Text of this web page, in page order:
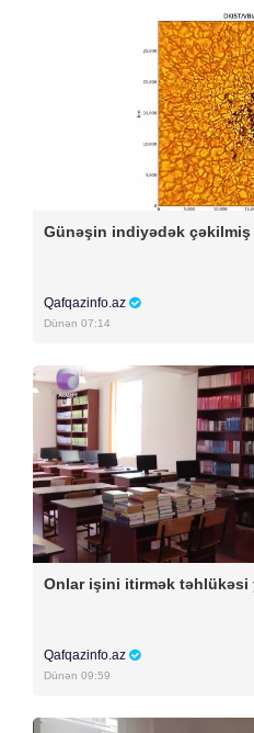
Günəşin indiyədək
Qafqazinfo.az
Dünən 07:14
Onlar işini itirmək təhlükəsi
Qafqazinfo.az
Dünən 09:59